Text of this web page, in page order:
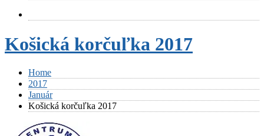
Košická korčuľka 2017
Home
2017
Január
Košická korčuľka 2017